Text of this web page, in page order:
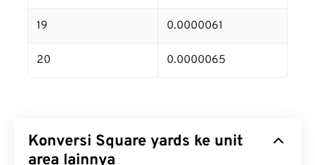
19 0.0000061
20 0.0000065
Konversi Square yards ke unit
area lainnya